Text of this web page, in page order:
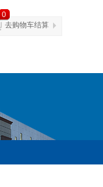
0
去购物车结算